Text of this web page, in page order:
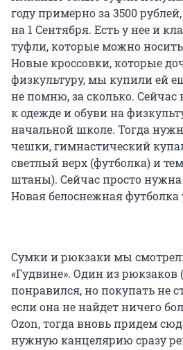
году примерно за 3500
на 1 Сентября. Есть у нее и
туфли, которые можно носить
Новые кроссовки, которые
физкультуру, мы купили ей
не помню, за сколько. Сейчас
к одежде и обуви на
начальной школе. Тогда
чешки, гимнастический
светлый верх (футболка) и
штаны). Сейчас просто
Новая белоснежная футболка
Сумки и рюкзаки мы
«Гудвине». Один из рюкзаков
понравился, но покупать не
если она не найдет ничего
Ozon, тогда вновь придем
нужную канцелярию сразу